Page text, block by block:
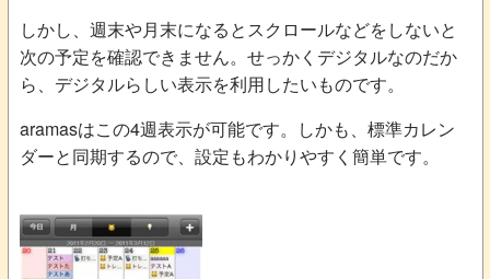
しかし、週末や月末になるとスクロールなどをしないと
次の予定を確認できません。せっかくデジタルなのだか
ら、デジタルらしい表示を利用したいものです。
aramasはこの4週表示が可能です。しかも、標準カレン
ダーと同期するので、設定もわかりやすく簡単です。